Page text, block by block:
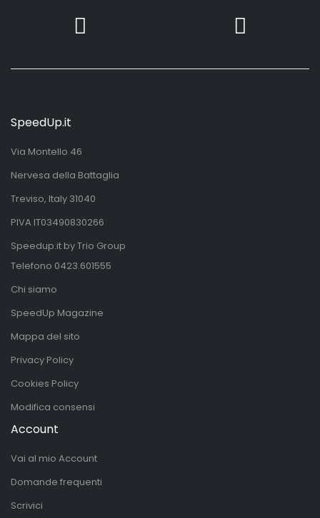
SpeedUp.it
Via Montello 46
Nervesa della Battaglia
Treviso, Italy 31040
PIVA IT03490830266
Speedup.it by Trio Group
Telefono 0423.601555
Chi siamo
SpeedUp Magazine
Mappa del sito
Privacy Policy
Cookies Policy
Modifica consensi
Account
Vai al mio Account
Domande frequenti
Scrivici